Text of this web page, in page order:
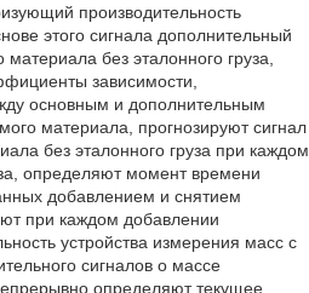
производительность
этого сигнала дополнительный
без эталонного груза,
зависимости,
основным и дополнительным
материала, прогнозируют сигнал
без эталонного груза при каждом
определяют момент времени
добавлением и снятием
при каждом добавлении
устройства измерения масс с
сигналов о массе
определяют текущее